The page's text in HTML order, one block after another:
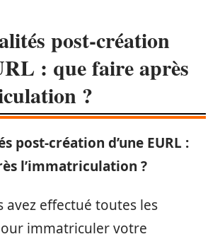
post-création
: que faire après
?
post-création d’une EURL :
l’immatriculation ?
avez effectué toutes les
immatriculer votre